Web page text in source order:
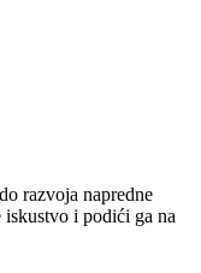
razvoja napredne
i podići ga na